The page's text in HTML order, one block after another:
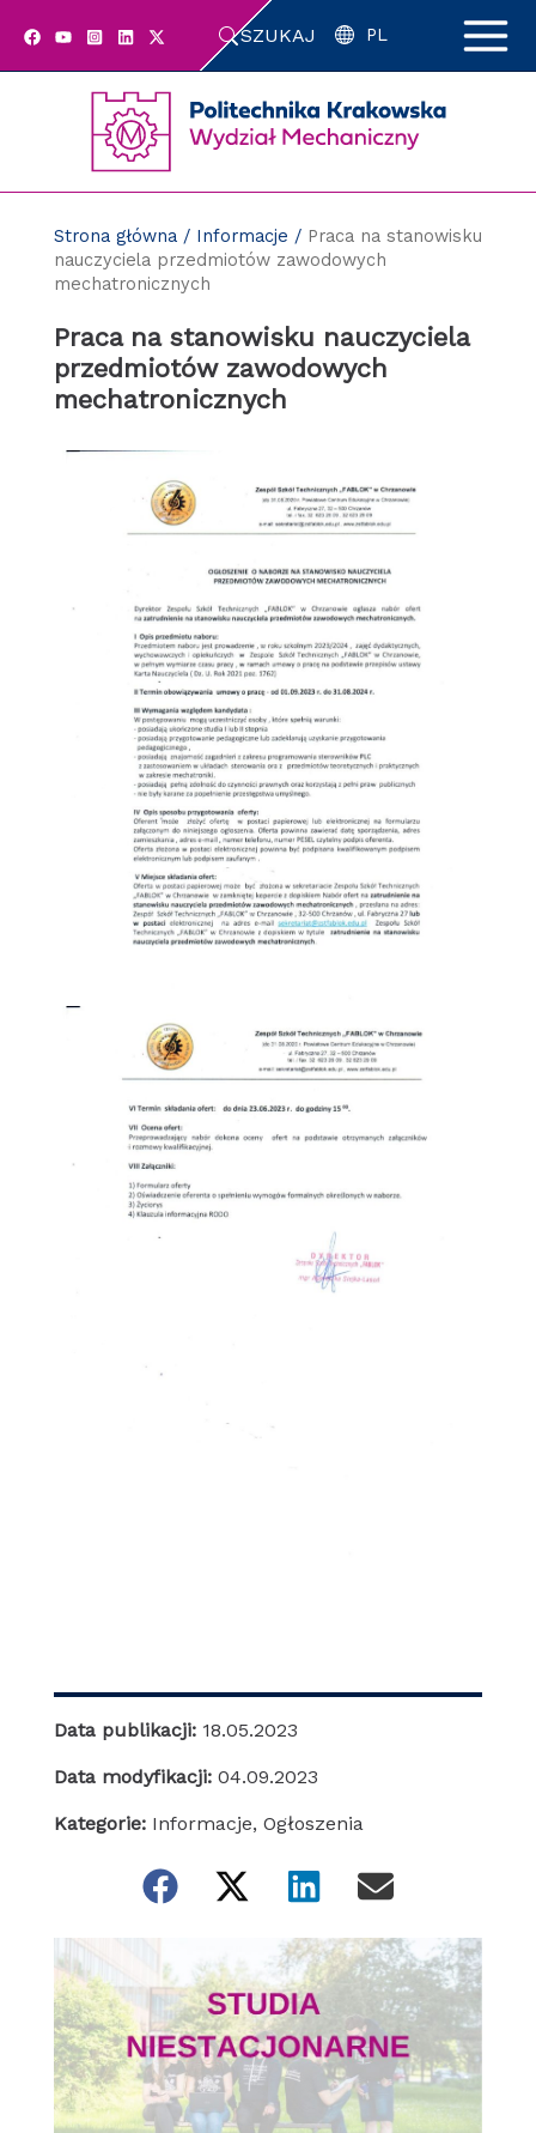
SZUKAJ PL
Strona główna/ Informacje / Praca na stanowisku
nauczyciela przedmiotów zawodowych
mechatronicznych
Praca na stanowisku nauczyciela
przedmiotów zawodowych
mechatronicznych
Data publikacji: 18.05.2023
Data modyfikacji: 04.09.2023
Kategorie: Informacje, Ogłoszenia